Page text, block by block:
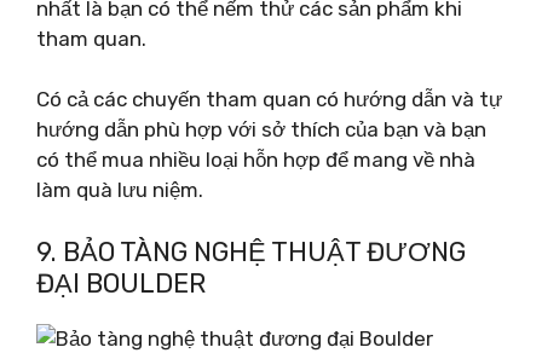
nhất là bạn có thể nếm thử các sản phẩm khi
tham quan.
Có cả các chuyến tham quan có hướng dẫn và tự
hướng dẫn phù hợp với sở thích của bạn và bạn
có thể mua nhiều loại hỗn hợp để mang về nhà
làm quà lưu niệm.
9. BẢO TÀNG NGHỆ THUẬT ĐƯƠNG
ĐẠI BOULDER